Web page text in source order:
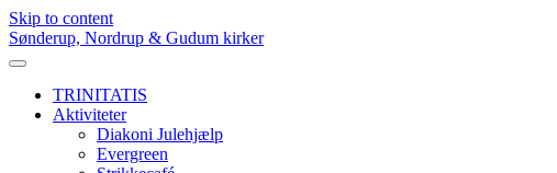
Skip to content
Sønderup, Nordrup & Gudum kirker
TRINITATIS
Aktiviteter
Diakoni Julehjælp
Evergreen